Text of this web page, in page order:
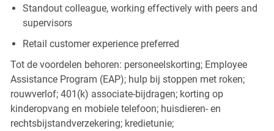
Standout colleague, working effectively with peers and
supervisors
Retail customer experience preferred
Tot de voordelen behoren: personeelskorting; Employee
Assistance Program (EAP); hulp bij stoppen met roken;
rouwverlof; 401(k) associate-bijdragen; korting op
kinderopvang en mobiele telefoon; huisdieren- en
rechtsbijstandverzekering; kredietunie;